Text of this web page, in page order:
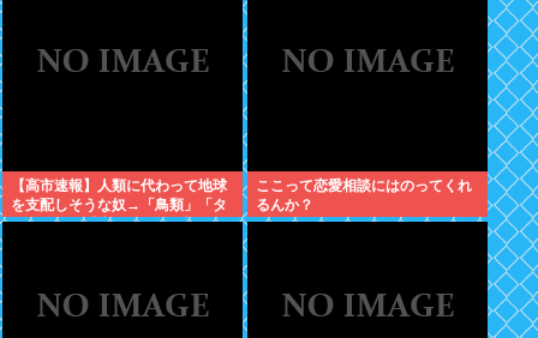
【高市速報】人類に代わって地球
を支配しそうな奴→「鳥類」「タ
コ・イカ」「麦」の3強に絞られ
ここって恋愛相談にはのってくれ
るんか？